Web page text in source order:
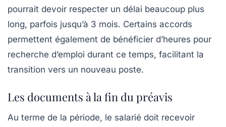
pourrait devoir respecter un délai beaucoup plus
long, parfois jusqu’à 3 mois. Certains accords
permettent également de bénéficier d’heures pour
recherche d’emploi durant ce temps, facilitant la
transition vers un nouveau poste.
Les documents à la fin du préavis
Au terme de la période, le salarié doit recevoir